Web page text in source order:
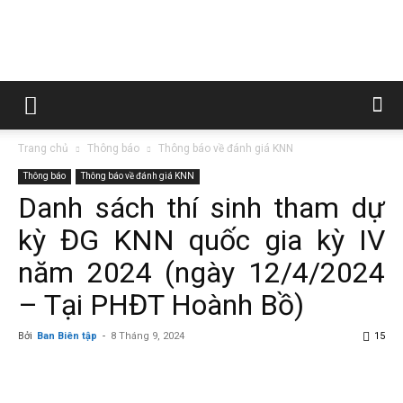
Trường
đẳng
Trang chủ Thông báo Thông báo về đánh giá KNN
Thông báo Thông báo về đánh giá KNN
Danh sách thí sinh tham dự
kỳ ĐG KNN quốc gia kỳ IV
năm 2024 (ngày 12/4/2024
– Tại PHĐT Hoành Bồ)
Bởi Ban Biên tập - 8 Tháng 9, 2024 15